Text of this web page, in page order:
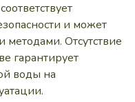
и может
методами. Отсутствие
гарантирует
воды на